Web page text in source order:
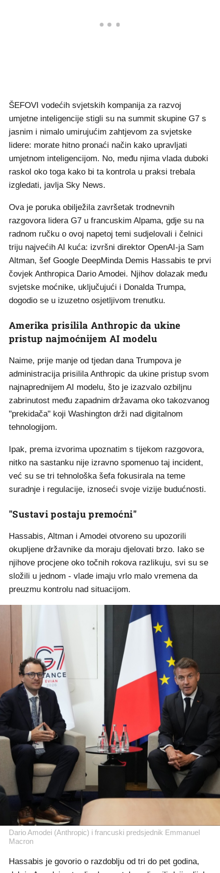
ŠEFOVI vodećih svjetskih kompanija za razvoj
umjetne inteligencije stigli su na summit skupine G7 s
jasnim i nimalo umirujućim zahtjevom za svjetske
lidere: morate hitno pronaći način kako upravljati
umjetnom inteligencijom. No, među njima vlada duboki
raskol oko toga kako bi ta kontrola u praksi trebala
izgledati, javlja Sky News.
Ova je poruka obilježila završetak trodnevnih
razgovora lidera G7 u francuskim Alpama, gdje su na
radnom ručku o ovoj napetoj temi sudjelovali i čelnici
triju najvećih AI kuća: izvršni direktor OpenAI-ja Sam
Altman, šef Google DeepMinda Demis Hassabis te prvi
čovjek Anthropica Dario Amodei. Njihov dolazak među
svjetske moćnike, uključujući i Donalda Trumpa,
dogodio se u izuzetno osjetljivom trenutku.
Amerika prisilila Anthropic da ukine
pristup najmoćnijem AI modelu
Naime, prije manje od tjedan dana Trumpova je
administracija prisilila Anthropic da ukine pristup svom
najnaprednijem AI modelu, što je izazvalo ozbiljnu
zabrinutost među zapadnim državama oko takozvanog
"prekidača" koji Washington drži nad digitalnom
tehnologijom.
Ipak, prema izvorima upoznatim s tijekom razgovora,
nitko na sastanku nije izravno spomenuo taj incident,
već su se tri tehnološka šefa fokusirala na teme
suradnje i regulacije, iznoseći svoje vizije budućnosti.
"Sustavi postaju premoćni"
Hassabis, Altman i Amodei otvoreno su upozorili
okupljene državnike da moraju djelovati brzo. Iako se
njihove procjene oko točnih rokova razlikuju, svi su se
složili u jednom - vlade imaju vrlo malo vremena da
preuzmu kontrolu nad situacijom.
Dario Amodei (Anthropic) i francuski predsjednik Emmanuel
Macron
Hassabis je govorio o razdoblju od tri do pet godina,